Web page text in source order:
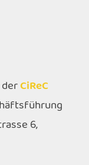
CiReC
6,